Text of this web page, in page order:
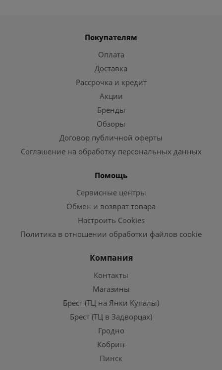
Покупателям
Оплата
Доставка
Рассрочка и кредит
Акции
Бренды
Обзоры
Договор публичной оферты
Соглашение на обработку персональных данных
Помощь
Сервисные центры
Обмен и возврат товара
Настроить Cookies
Политика в отношении обработки файлов cookie
Компания
Контакты
Магазины
Брест (ТЦ на Янки Купалы)
Брест (ТЦ в Задворцах)
Гродно
Кобрин
Пинск